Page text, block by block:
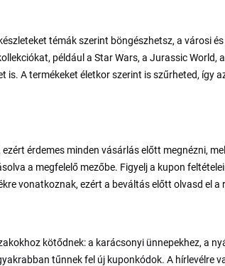
témák szerint böngészhetsz, a városi
például a Star Wars, a Jurassic World,
A termékeket életkor szerint is szűrheted, így
érdemes minden vásárlás előtt megnézni,
a megfelelő mezőbe. Figyelj a kupon
vonatkoznak, ezért a beváltás előtt olvasd el a
kötődnek: a karácsonyi ünnepekhez, a
tűnnek fel új kuponkódok. A hírlevélre